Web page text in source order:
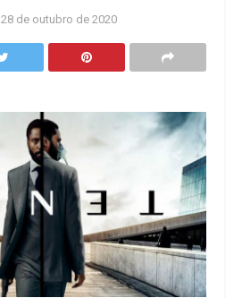
28 de outubro de 2020